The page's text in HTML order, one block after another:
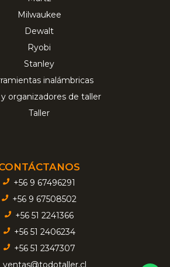
Milwaukee
Dewalt
Ryobi
Stanley
inalámbricas
y organizadores de taller
Taller
+56 9 67496291
+56 9 67508502
+56 51 2241366
+56 51 2406234
+56 51 2347307